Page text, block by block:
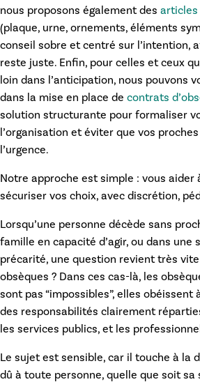
nous proposons également des articles
(plaque, urne, ornements, éléments
conseil sobre et centré sur l’intention,
reste juste. Enfin, pour celles et ceux
loin dans l’anticipation, nous pouvons
dans la mise en place de contrats
solution structurante pour formaliser
l’organisation et éviter que vos
l’urgence.
Notre approche est simple : vous
sécuriser vos choix, avec discrétion,
Lorsqu’une personne décède sans
famille en capacité d’agir, ou dans une
précarité, une question revient très vite
obsèques ? Dans ces cas-là, les
sont pas “impossibles”, elles obéissent
des responsabilités clairement
les services publics, et les
Le sujet est sensible, car il touche à la
dû à toute personne, quelle que soit sa